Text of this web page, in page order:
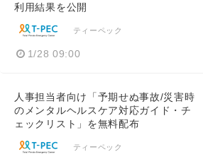
利用結果を公開
ティーペック
1/28 09:00
人事担当者向け「予期せぬ事故/災害時
のメンタルヘルスケア対応ガイド・チ
ェックリスト」を無料配布
ティーペック